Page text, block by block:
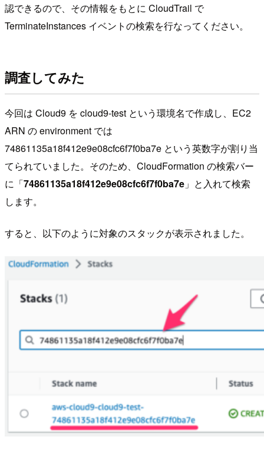
認できるので、その情報をもとに CloudTrail で
TerminateInstances イベントの検索を行なってください。
調査してみた
今回は Cloud9 を cloud9-test という環境名で作成し、EC2
ARN の environment では
74861135a18f412e9e08cfc6f7f0ba7e という英数字が割り当
てられていました。そのため、CloudFormation の検索バー
に「74861135a18f412e9e08cfc6f7f0ba7e 」と入れて検索
します。
すると、以下のように対象のスタックが表示されました。